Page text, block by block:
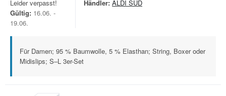
Leider verpasst!
Gültig: 16.06. -
19.06.
Händler: ALDI SÜD
Für Damen; 95 % Baumwolle, 5 % Elasthan; String, Boxer oder
Midislips; S–L 3er-Set